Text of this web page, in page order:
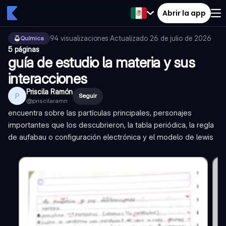
Abrir la app
Química 94 visualizaciones·Actualizado 26 de julio de 2026·
5 páginas
guía de estudio la materia y sus
interacciones
P Priscila Ramón
@priscilaramn
Seguir
encuentra sobre las partículas principales, personajes
importantes que los descubrieron, la tabla periódica, la regla
de aufabau o configuración electrónica y el modelo de lewis